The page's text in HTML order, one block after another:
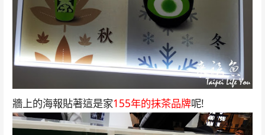
牆上的海報貼著這是家155年的抹茶品牌呢!